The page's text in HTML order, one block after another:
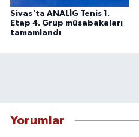
Sivas'ta ANALİG Tenis 1.
Etap 4. Grup müsabakaları
tamamlandı
Yorumlar